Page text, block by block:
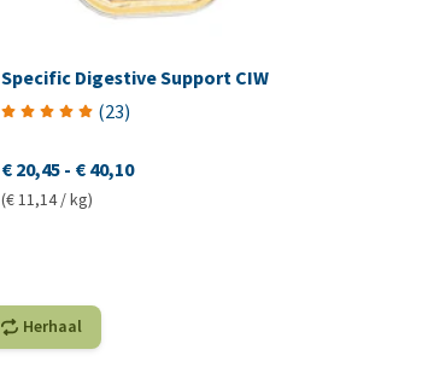
Specific Digestive Support CIW
(23)
€ 20,45- € 40,10
(€ 11,14 / kg)
Herhaal